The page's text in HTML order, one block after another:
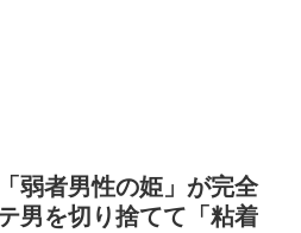
弱者男性の姫」が完全
男を切り捨てて「粘着